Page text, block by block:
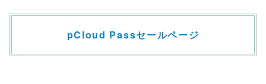
pCloud Passセールページ